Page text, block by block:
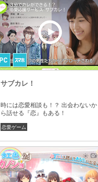
サブカレ！
時には恋愛相談も！？ 出会わないか
ら話せる『恋』もある！
恋愛ゲーム